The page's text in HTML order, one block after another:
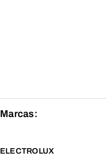
Marcas:
ELECTROLUX